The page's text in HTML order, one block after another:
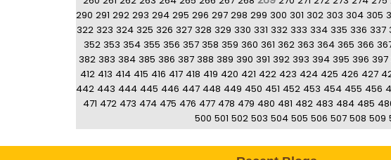
290 291 292 293 294 295 296 297 298 299 300 301 302 303 304 305
322 323 324 325 326 327 328 329 330 331 332 333 334 335 336 337
352 353 354 355 356 357 358 359 360 361 362 363 364 365 366
382 383 384 385 386 387 388 389 390 391 392 393 394 395 396 397
412 413 414 415 416 417 418 419 420 421 422 423 424 425 426 427
442 443 444 445 446 447 448 449 450 451 452 453 454 455 456
471 472 473 474 475 476 477 478 479 480 481 482 483 484 485
500 501 502 503 504 505 506 507 508 509